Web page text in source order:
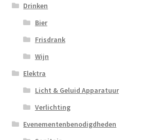
Drinken
Bier
Frisdrank
Wijn
Elektra
Licht & Geluid Apparatuur
Verlichting
Evenementenbenodigdheden